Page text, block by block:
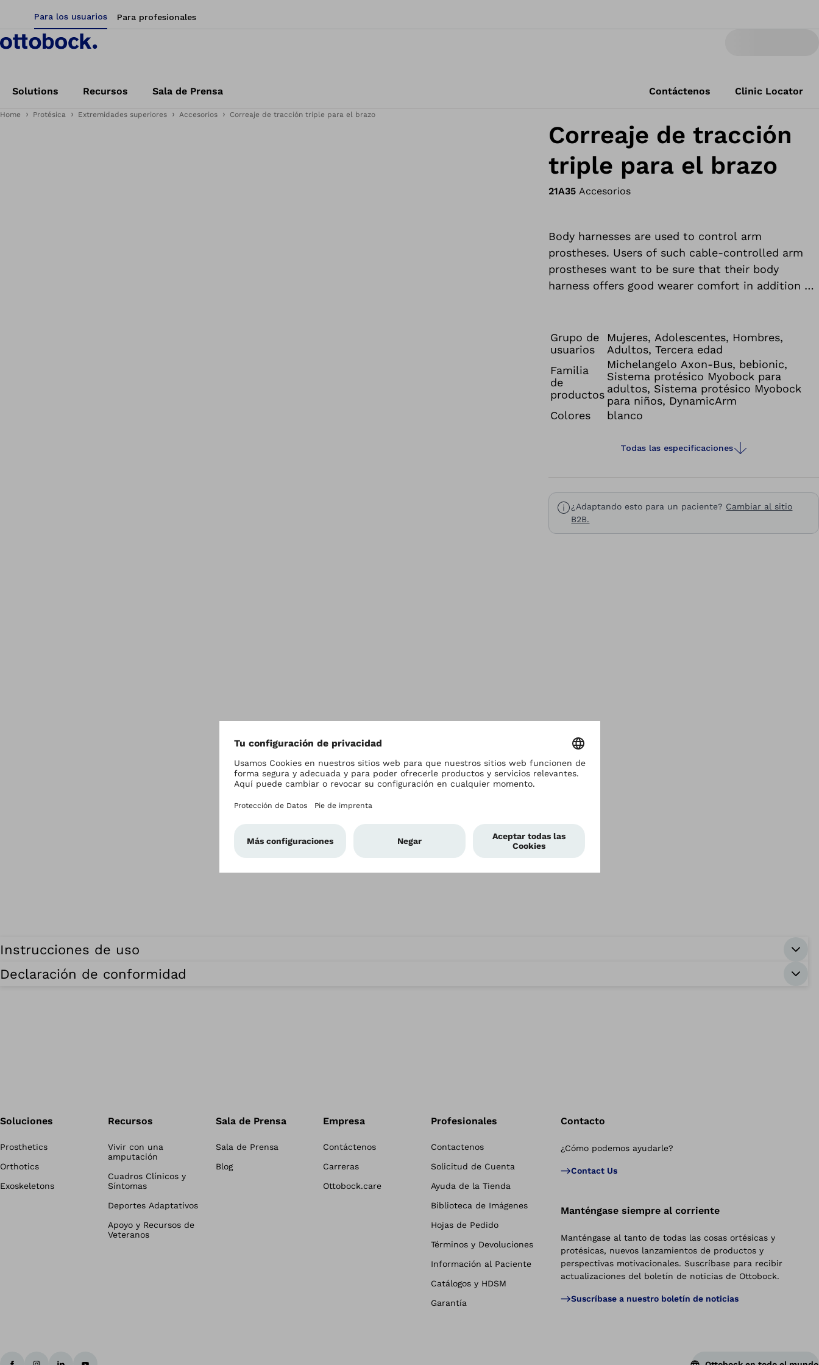
Para los usuarios Para profesionales
Solutions Recursos Sala de Prensa Contáctenos Clinic Locator
Home Protésica Extremidades superiores Accesorios Correaje de tracción triple para el brazo
Correaje de tracción
triple para el brazo
21A35 Accesorios
Body harnesses are used to control arm
prostheses. Users of such cable-controlled arm
prostheses want to be sure that their body
harness offers good wearer comfort in addition to
research and development, we have developed
two models that meet these requirements: the
21A35=1 upper arm triple-control harness and the
21A36=1 forearm harness. Exchangeable axilla
pads and washable textiles also simplify hygiene.
Your orthopaedics specialist will be happy to
Grupo de
usuarios
Mujeres, Adolescentes, Hombres,
Adultos, Tercera edad
Familia
de
productos
Michelangelo Axon-Bus, bebionic,
Sistema protésico Myobock para
adultos, Sistema protésico Myobock
para niños, DynamicArm
Colores
blanco
Todas las especificaciones
¿Adaptando esto para un paciente? Cambiar al sitio
B2B.
Instrucciones de uso
Declaración de conformidad
Soluciones
Prosthetics
Orthotics
Exoskeletons
Recursos
Vivir con una
amputación
Cuadros Clínicos y
Síntomas
Deportes Adaptativos
Apoyo y Recursos de
Veteranos
Sala de Prensa
Sala de Prensa
Blog
Empresa
Contáctenos
Carreras
Ottobock.care
Profesionales
Contactenos
Solicitud de Cuenta
Ayuda de la Tienda
Biblioteca de Imágenes
Hojas de Pedido
Términos y Devoluciones
Información al Paciente
Catálogos y HDSM
Garantía
Contacto
¿Cómo podemos ayudarle?
Contact Us
Manténgase siempre al corriente
Manténgase al tanto de todas las cosas ortésicas y
protésicas, nuevos lanzamientos de productos y
perspectivas motivacionales. Suscríbase para recibir
actualizaciones del boletín de noticias de Ottobock.
Suscríbase a nuestro boletín de noticias